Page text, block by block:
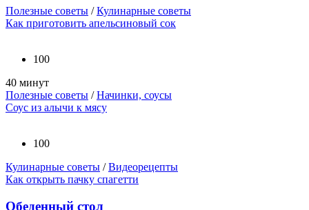
Полезные советы /Кулинарные советы
Как приготовить апельсиновый сок
100
40 минут
Полезные советы /Начинки, соусы
Соус из алычи к мясу
100
Кулинарные советы /Видеорецепты
Как открыть пачку спагетти
Обеденный стол